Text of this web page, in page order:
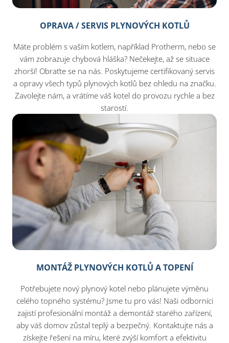
OPRAVA / SERVIS PLYNOVÝCH KOTLŮ
Máte problém s vaším kotlem, například Protherm, nebo se
vám zobrazuje chybová hláška? Nečekejte, až se situace
zhorší! Obraťte se na nás. Poskytujeme certifikovaný servis
a opravy všech typů plynových kotlů bez ohledu na značku.
Zavolejte nám, a vrátíme váš kotel do provozu rychle a bez
starostí.
MONTÁŽ PLYNOVÝCH KOTLŮ A TOPENÍ
Potřebujete nový plynový kotel nebo plánujete výměnu
celého topného systému? Jsme tu pro vás! Naši odborníci
zajistí profesionální montáž a demontáž starého zařízení,
aby váš domov zůstal teplý a bezpečný. Kontaktujte nás a
získejte řešení na míru, které zvýší komfort a efektivitu